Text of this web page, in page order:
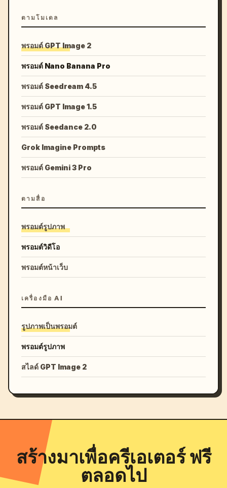
ตามโมเดล
พรอมต์ GPT Image 2
พรอมต์ Nano Banana Pro
พรอมต์ Seedream 4.5
พรอมต์ GPT Image 1.5
พรอมต์ Seedance 2.0
Grok Imagine Prompts
พรอมต์ Gemini 3 Pro
ตามสื่อ
พรอมต์รูปภาพ
พรอมต์วิดีโอ
พรอมต์หน้าเว็บ
เครื่องมือ AI
รูปภาพเป็นพรอมต์
พรอมต์รูปภาพ
สไลด์ GPT Image 2
สร้างมาเพื่อครีเอเตอร์ ฟรี
ตลอดไป